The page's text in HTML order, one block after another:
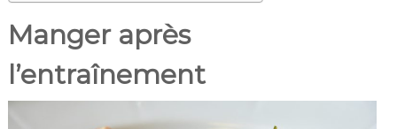
Manger après
l’entraînement